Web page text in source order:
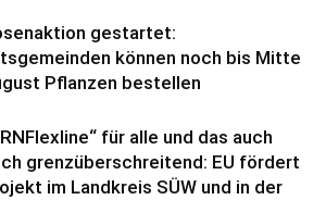
gestartet:
können noch bis Mitte
Pflanzen bestellen
für alle und das auch
grenzüberschreitend: EU fördert
im Landkreis SÜW und in der